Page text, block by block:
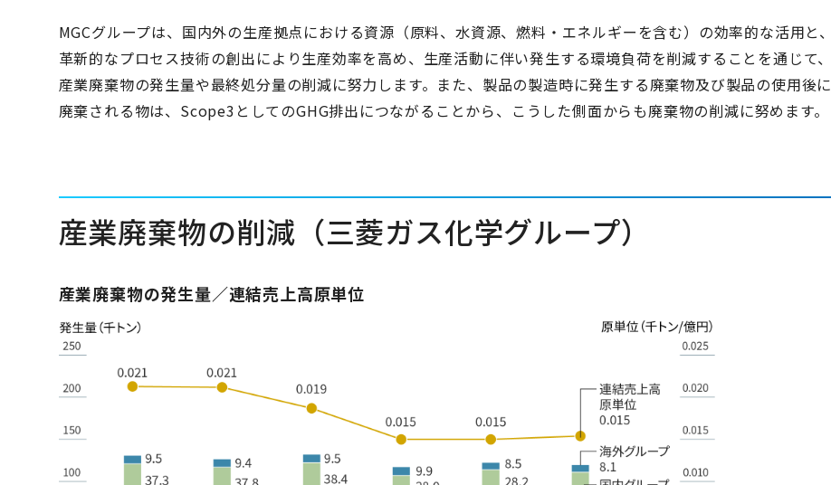
MGCグループは、国内外の生産拠点における資源（原料、水資源、燃料・エネルギーを含む）の効率的な活用と、
革新的なプロセス技術の創出により生産効率を高め、生産活動に伴い発生する環境負荷を削減することを通じて、
産業廃棄物の発生量や最終処分量の削減に努力します。また、製品の製造時に発生する廃棄物及び製品の使用後に
廃棄される物は、Scope3としてのGHG排出につながることから、こうした側面からも廃棄物の削減に努めます。
産業廃棄物の削減（三菱ガス化学グループ）
産業廃棄物の発生量／連結売上高原単位